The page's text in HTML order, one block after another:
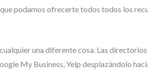
podamos ofrecerte todos todos los
una diferente cosa. Las
My Business, Yelp desplazándolo